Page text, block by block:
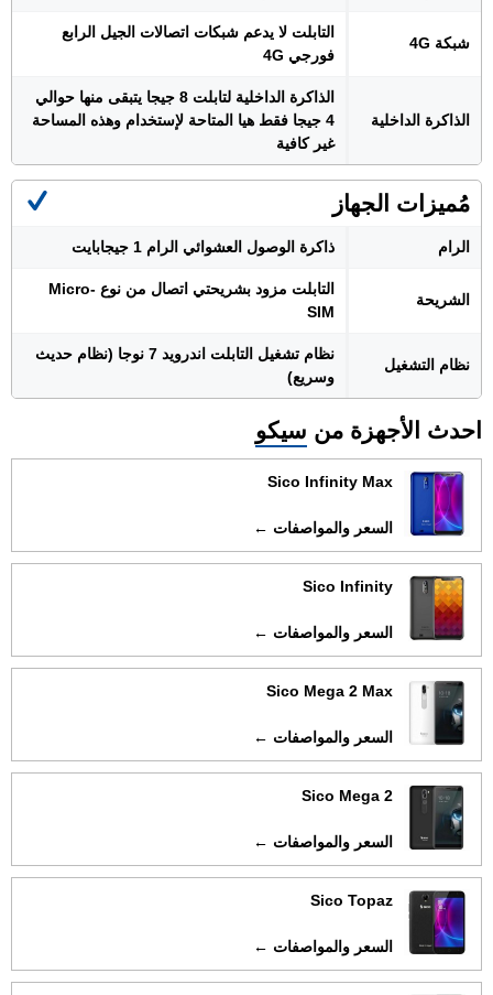
شبكة 4G
التابلت لا يدعم شبكات اتصالات الجيل الرابع
فورجي 4G
الذاكرة الداخلية
الذاكرة الداخلية لتابلت 8 جيجا يتبقى منها حوالي
4 جيجا فقط هيا المتاحة لإستخدام وهذه المساحة
غير كافية
مُميزات الجهاز
الرام ذاكرة الوصول العشوائي الرام 1 جيجابايت
الشريحة
التابلت مزود بشريحتي اتصال من نوع Micro-
SIM
نظام التشغيل
نظام تشغيل التابلت اندرويد 7 نوجا (نظام حديث
وسريع)
احدث الأجهزة من سيكو
Sico Infinity Max
السعر والمواصفات ←
Sico Infinity
السعر والمواصفات ←
Sico Mega 2 Max
السعر والمواصفات ←
Sico Mega 2
السعر والمواصفات ←
Sico Topaz
السعر والمواصفات ←